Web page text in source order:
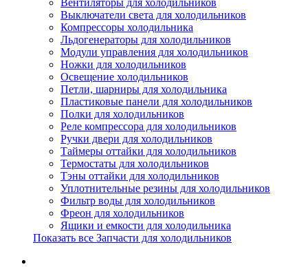
Вентиляторы для холодильников
Выключатели света для холодильников
Компрессоры холодильника
Льдогенераторы для холодильников
Модули управления для холодильников
Ножки для холодильников
Освещение холодильников
Петли, шарниры для холодильника
Пластиковые панели для холодильников
Полки для холодильников
Реле компрессора для холодильников
Ручки двери для холодильников
Таймеры оттайки для холодильников
Термостаты для холодильников
Тэны оттайки для холодильников
Уплотнительные резины для холодильников
Фильтр воды для холодильников
Фреон для холодильников
Ящики и емкости для холодильника
Показать все Запчасти для холодильников